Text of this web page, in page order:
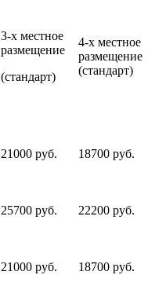
3-х местное
размещение
(стандарт)
4-х местное
размещение
(стандарт)
21000 руб. 18700 руб.
25700 руб. 22200 руб.
21000 руб. 18700 руб.